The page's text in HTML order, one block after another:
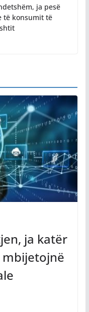
ja pesë
të konsumit të
ja katër
mbijetojnë